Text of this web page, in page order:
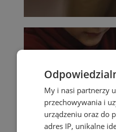
My i nasi partnerzy
przechowywania i
urządzeniu oraz do
adres IP, unikalne